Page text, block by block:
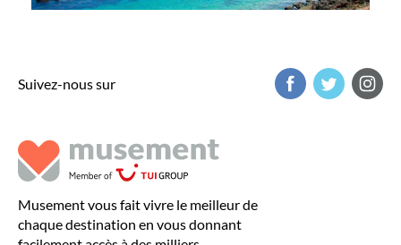
Suivez-nous sur
Musement vous fait vivre le meilleur de
chaque destination en vous donnant